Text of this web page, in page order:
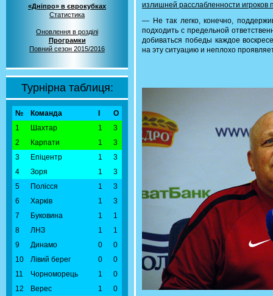
«Дніпро» в єврокубках
Статистика
Оновлення в розділі
Програмки
Повний сезон 2015/2016
Турнірна таблиця:
№ Команда
О
1
Шахтар 1
3
2
Карпати 1
3
3
Епіцентр 1
3
4
Зоря 1
3
5
Полісся 1
3
6
Харків 1
3
7
Буковина 1
1
8
ЛНЗ 1
1
9
Динамо 0
0
10
Лівий берег 0
0
11
Чорноморець 1
0
12
Верес 1
0
излишней расслабленности
— Не так легко, конечно,
подходить с предельной
добиваться победы каждое
на эту ситуацию и неплохо